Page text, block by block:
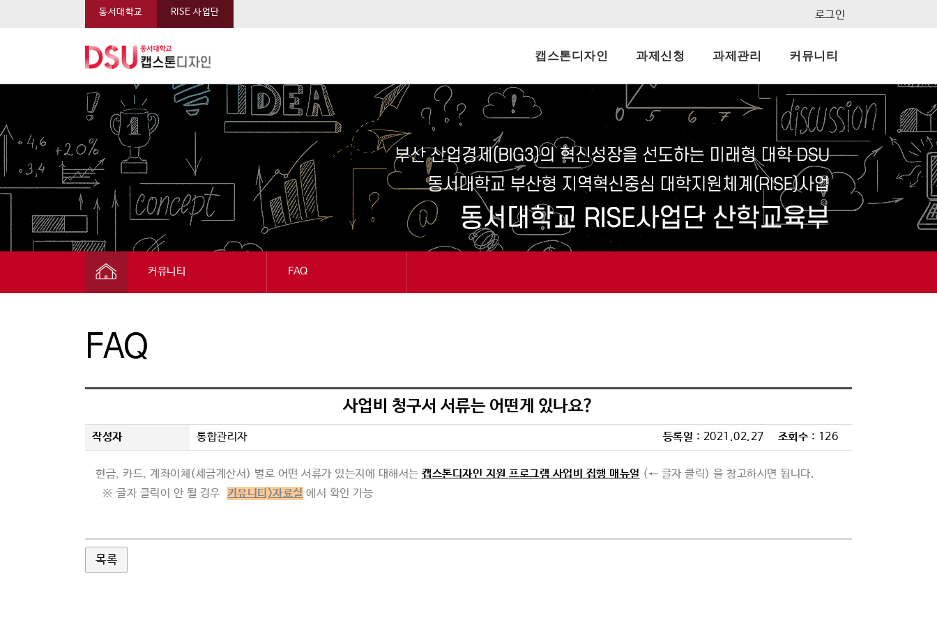
동서대학교 RISE 사업단 로그인
캡스톤디자인 과제신청 과제관리
결과보고서
커뮤니티
공지사항 자료실 FAQ
커뮤니티
과제신청
커뮤니티
FAQ
FAQ
사업비 청구서 서류는 어떤게 있나요?
작성자 통합관리자 등록일 : 2021.02.27 조회수 : 126
현금, 카드, 계좌이체 (세금계산서 ) 별로 어떤 서류가 있는지에 대해서는 캡스톤디자인 지원 프로그램 사업비 집행 매뉴얼 (← 글자 클릭) 을 참고하시면 됩니다.
※ 글자 클릭이 안 될 경우 커뮤니티>자료실 에서 확인 가능
목록